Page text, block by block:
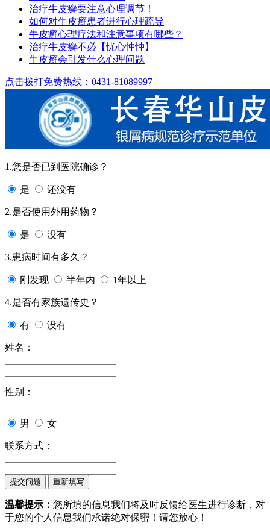
治疗牛皮癣要注意心理调节！
如何对牛皮癣患者进行心理疏导
牛皮癣心理疗法和注意事项有哪些？
治疗牛皮癣不必【忧心忡忡】
牛皮癣会引发什么心理问题
点击拨打免费热线：0431-81089997
1.您是否已到医院确诊？
是 还没有
2.是否使用外用药物？
是 没有
3.患病时间有多久？
刚发现 半年内 1年以上
4.是否有家族遗传史？
有 没有
姓名：
性别：
男 女
联系方式：
温馨提示： 您所填的信息我们将及时反馈给医生进行诊断，对
于您的个人信息我们承诺绝对保密！请您放心！